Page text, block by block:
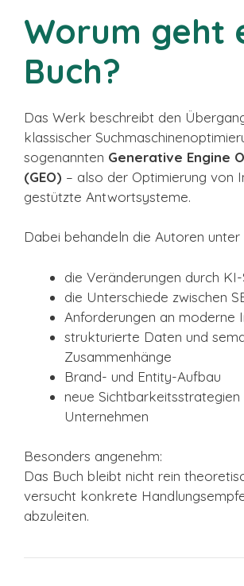
Worum geht
Buch?
Das Werk beschreibt den
klassischer
sogenannten Generative Engine
(GEO) – also der Optimierung von
gestützte Antwortsysteme.
Dabei behandeln die Autoren unter
die Veränderungen durch KI-
die Unterschiede zwischen
Anforderungen an moderne
strukturierte Daten und
Zusammenhänge
Brand- und Entity-Aufbau
neue Sichtbarkeitsstrategien
Unternehmen
Besonders angenehm:
Das Buch bleibt nicht rein
versucht konkrete
abzuleiten.